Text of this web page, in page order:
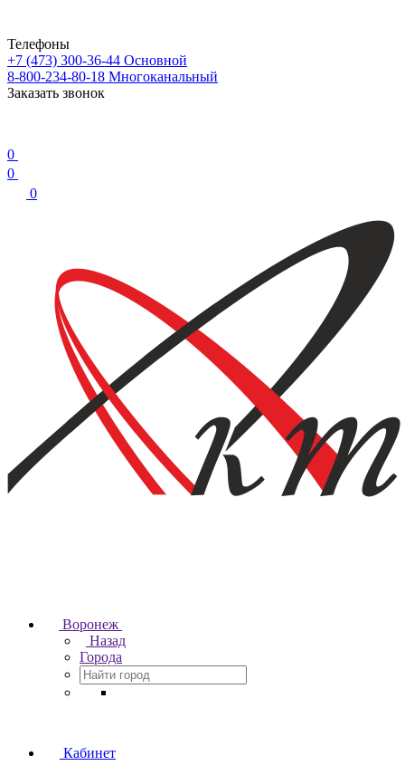
Телефоны
+7 (473) 300-36-44 Основной
8-800-234-80-18 Многоканальный
Заказать звонок
0
0
0
Воронеж
Назад
Города
Кабинет